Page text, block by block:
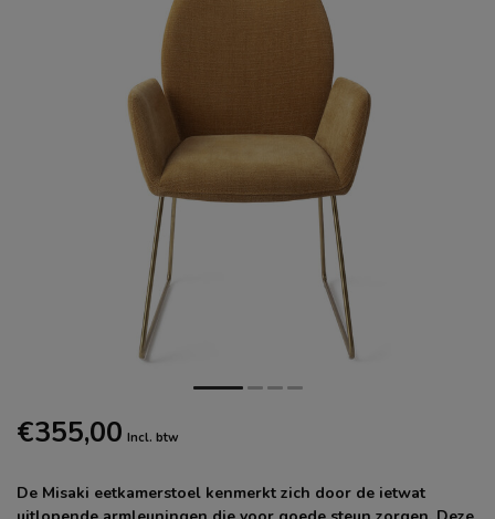
€355,00 Incl. btw
De Misaki eetkamerstoel kenmerkt zich door de ietwat